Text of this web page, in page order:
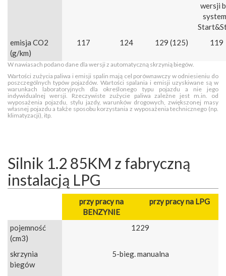
wersji
emisja CO2
(g/km)
117 124 129 (125) 119
W nawiasach podano dane dla wersji z automatyczną skrzynią biegów.
Wartości zużycia paliwa i emisji spalin mają cel porównawczy w odniesieniu do
poszczególnych typów pojazdów. Wartości spalania i emisji uzyskiwane są w
warunkach laboratoryjnych dla określonego typu pojazdu a nie jego
indywidualnej wersji. Rzeczywiste zużycie paliwa zależne jest m.in. od
wyposażenia pojazdu, stylu jazdy, warunków drogowych, zwiększonej masy
własnej pojazdu a także sposobu korzystania z wyposażenia technicznego (np.
klimatyzacji), itp.
Silnik 1.2 85KM z fabryczną
instalacją LPG
przy pracy na
BENZYNIE
przy pracy na LPG
pojemność
(cm3)
1229
skrzynia
biegów
5-bieg. manualna